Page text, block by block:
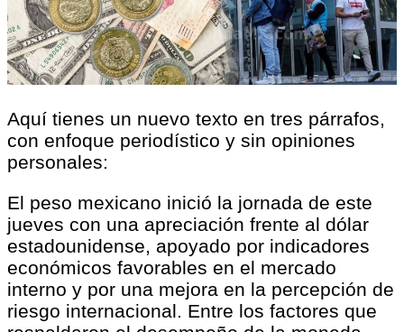
Aquí tienes un nuevo texto en tres párrafos,
con enfoque periodístico y sin opiniones
personales:
El peso mexicano inició la jornada de este
jueves con una apreciación frente al dólar
estadounidense, apoyado por indicadores
económicos favorables en el mercado
interno y por una mejora en la percepción de
riesgo internacional. Entre los factores que